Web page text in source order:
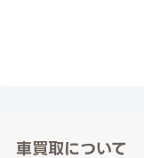
車買取について